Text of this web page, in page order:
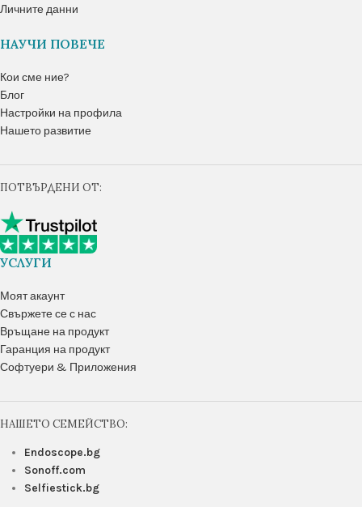
Личните данни
НАУЧИ ПОВЕЧЕ
Кои сме ние?
Блог
Настройки на профила
Нашето развитие
ПОТВЪРДЕНИ ОТ:
УСЛУГИ
Моят акаунт
Свържете се с нас
Връщане на продукт
Гаранция на продукт
Софтуери & Приложения
НАШЕТО СЕМЕЙСТВО:
Endoscope.bg
Sonoff.com
Selfiestick.bg